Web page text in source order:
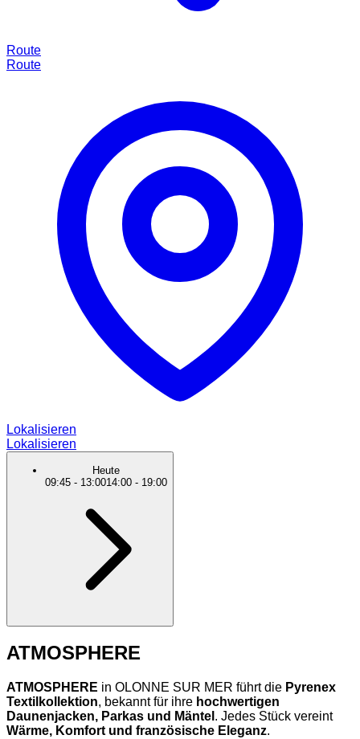
Route
Route
Lokalisieren
Lokalisieren
Heute
09:45 - 13:0014:00 - 19:00
ATMOSPHERE
ATMOSPHERE in OLONNE SUR MER führt die Pyrenex
Textilkollektion, bekannt für ihre hochwertigen
Daunenjacken, Parkas und Mäntel . Jedes Stück vereint
Wärme, Komfort und französische Eleganz.